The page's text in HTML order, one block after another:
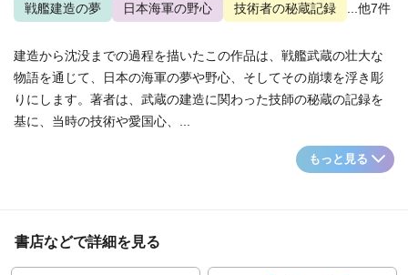
戦艦建造の夢 日本海軍の野心 技術者の秘蔵記録 ...他7件
建造から沈没までの過程を描いたこの作品は、戦艦武蔵の壮大な
物語を通じて、日本の海軍の夢や野心、そしてその崩壊を浮き彫
りにします。著者は、武蔵の建造に関わった技師の秘蔵の記録を
基に、当時の技術や愛国心、...
もっと見る
書店などで詳細を見る